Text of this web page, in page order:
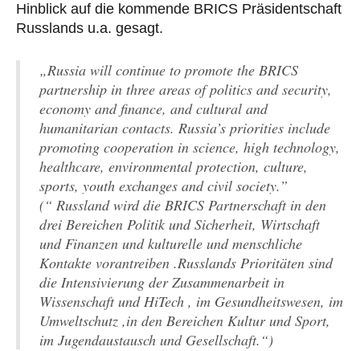
Hinblick auf die kommende BRICS Präsidentschaft
Russlands u.a. gesagt.
„Russia will continue to promote the BRICS
partnership in three areas of politics and security,
economy and finance, and cultural and
humanitarian contacts. Russia’s priorities include
promoting cooperation in science, high technology,
healthcare, environmental protection, culture,
sports, youth exchanges and civil society.”
(“ Russland wird die BRICS Partnerschaft in den
drei Bereichen Politik und Sicherheit, Wirtschaft
und Finanzen und kulturelle und menschliche
Kontakte vorantreiben .Russlands Prioritäten sind
die Intensivierung der Zusammenarbeit in
Wissenschaft und HiTech , im Gesundheitswesen, im
Umweltschutz ,in den Bereichen Kultur und Sport,
im Jugendaustausch und Gesellschaft.“)